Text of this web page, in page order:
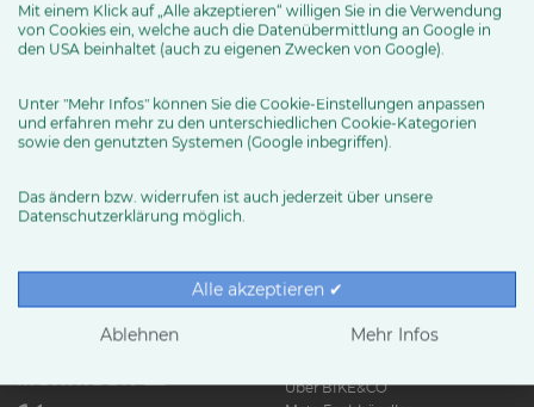
News & Trends
Ratgeber
Über BIKE&CO
Mit einem Klick auf „Alle akzeptieren“ willigen Sie in die Verwendung
von Cookies ein, welche auch die Datenübermittlung an Google in
den USA beinhaltet (auch zu eigenen Zwecken von Google).
Unter "Mehr Infos" können Sie die Cookie-Einstellungen anpassen
und erfahren mehr zu den unterschiedlichen Cookie-Kategorien
sowie den genutzten Systemen (Google inbegriffen).
Das ändern bzw. widerrufen ist auch jederzeit über unsere
Datenschutzerklärung möglich.
Alle akzeptieren ✔
Ablehnen Mehr Infos